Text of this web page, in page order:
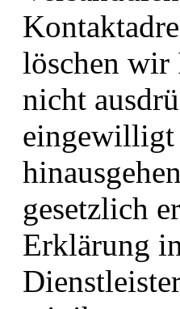
löschen wir
nicht
eingewilligt
gesetzlich
Erklärung